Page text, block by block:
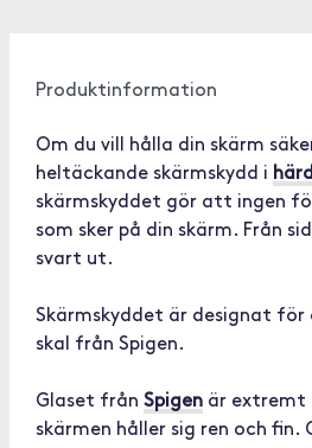
Produktinformation
Om du vill hålla din skärm
heltäckande skärmskydd i
skärmskyddet gör att ingen
som sker på din skärm. Från
svart ut.
Skärmskyddet är designat för
skal från Spigen.
Glaset från Spigen är
skärmen håller sig ren och fin.